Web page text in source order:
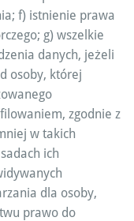
f) istnienie prawa
g) wszelkie
danych, jeżeli
osoby, której
zgodnie z
w takich
ich
dla osoby,
prawo do